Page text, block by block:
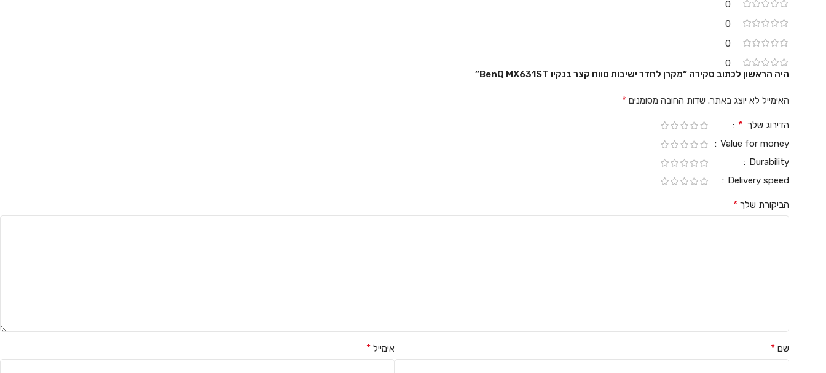
0
0
0
0
היה הראשון לכתוב סקירה “מקרן לחדר ישיבות טווח קצר בנקיו BenQ MX631ST”
האימייל לא יוצג באתר. שדות החובה מסומנים *
הדירוג שלך *
Value for money
Durability
Delivery speed
הביקורת שלך *
שם * אימייל *